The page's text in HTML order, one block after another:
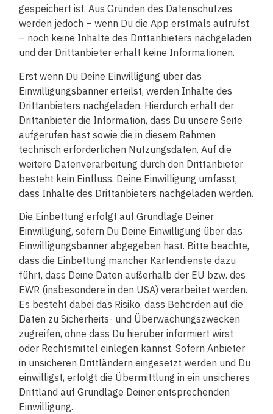
gespeichert ist. Aus Gründen des Datenschutzes
werden jedoch – wenn Du die App erstmals aufrufst
– noch keine Inhalte des Drittanbieters nachgeladen
und der Drittanbieter erhält keine Informationen.
Erst wenn Du Deine Einwilligung über das
Einwilligungsbanner erteilst, werden Inhalte des
Drittanbieters nachgeladen. Hierdurch erhält der
Drittanbieter die Information, dass Du unsere Seite
aufgerufen hast sowie die in diesem Rahmen
technisch erforderlichen Nutzungsdaten. Auf die
weitere Datenverarbeitung durch den Drittanbieter
besteht kein Einfluss. Deine Einwilligung umfasst,
dass Inhalte des Drittanbieters nachgeladen werden.
Die Einbettung erfolgt auf Grundlage Deiner
Einwilligung, sofern Du Deine Einwilligung über das
Einwilligungsbanner abgegeben hast. Bitte beachte,
dass die Einbettung mancher Kartendienste dazu
führt, dass Deine Daten außerhalb der EU bzw. des
EWR (insbesondere in den USA) verarbeitet werden.
Es besteht dabei das Risiko, dass Behörden auf die
Daten zu Sicherheits- und Überwachungszwecken
zugreifen, ohne dass Du hierüber informiert wirst
oder Rechtsmittel einlegen kannst. Sofern Anbieter
in unsicheren Drittländern eingesetzt werden und Du
einwilligst, erfolgt die Übermittlung in ein unsicheres
Drittland auf Grundlage Deiner entsprechenden
Einwilligung.